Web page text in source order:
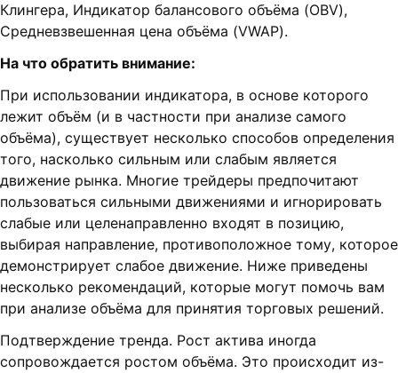
Клингера, Индикатор балансового объёма (OBV),
Средневзвешенная цена объёма (VWAP).
На что обратить внимание:
При использовании индикатора, в основе которого
лежит объём (и в частности при анализе самого
объёма), существует несколько способов определения
того, насколько сильным или слабым является
движение рынка. Многие трейдеры предпочитают
пользоваться сильными движениями и игнорировать
слабые или целенаправленно входят в позицию,
выбирая направление, противоположное тому, которое
демонстрирует слабое движение. Ниже приведены
несколько рекомендаций, которые могут помочь вам
при анализе объёма для принятия торговых решений.
Подтверждение тренда. Рост актива иногда
сопровождается ростом объёма. Это происходит из-